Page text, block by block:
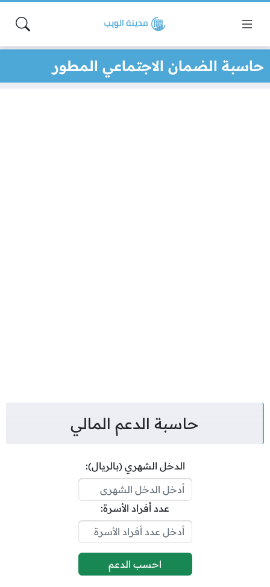
حاسبة الضمان الاجتماعي المطور
حاسبة الدعم المالي
الدخل الشهري (بالريال):
عدد أفراد الأسرة:
احسب الدعم